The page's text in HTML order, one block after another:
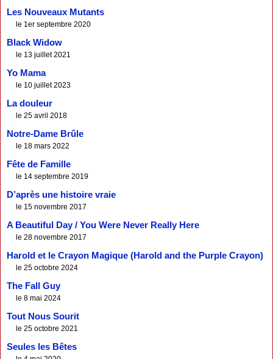
Les Nouveaux Mutants
le 1er septembre 2020
Black Widow
le 13 juillet 2021
Yo Mama
le 10 juillet 2023
La douleur
le 25 avril 2018
Notre-Dame Brûle
le 18 mars 2022
Fête de Famille
le 14 septembre 2019
D’après une histoire vraie
le 15 novembre 2017
A Beautiful Day / You Were Never Really Here
le 28 novembre 2017
Harold et le Crayon Magique (Harold and the Purple Crayon)
le 25 octobre 2024
The Fall Guy
le 8 mai 2024
Tout Nous Sourit
le 25 octobre 2021
Seules les Bêtes